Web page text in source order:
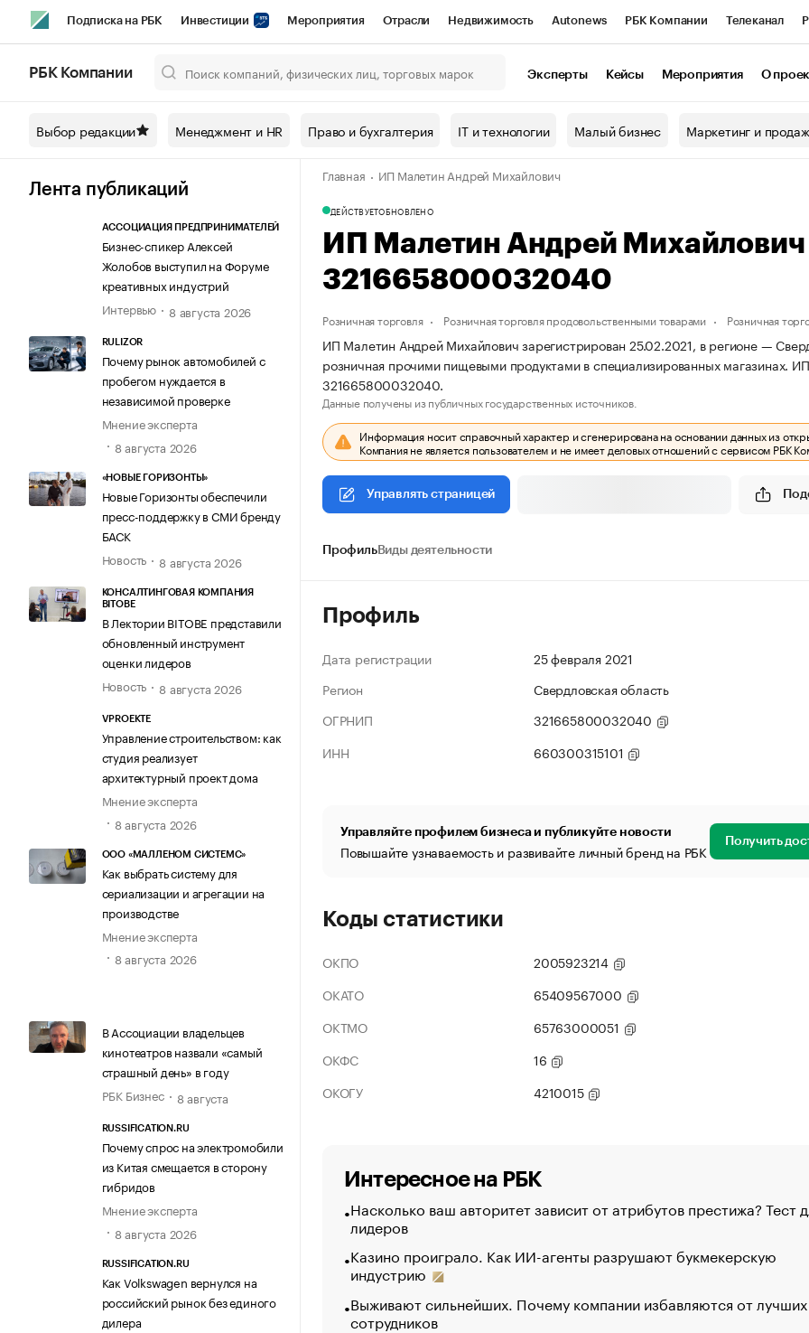
Подписка на РБК Инвестиции Мероприятия Отрасли Недвижимость Autonews РБК Компании Телеканал
Спецпроекты СПб Конференции СПб Спецпроекты Проверка контрагентов
Технологии и медиа Рынок наличной валюты
РБК Компании Эксперты Кейсы Мероприятия О
Выбор редакции Менеджмент и HR Право и бухгалтерия IT и технологии Малый бизнес Маркетинг и
Лента публикаций
АССОЦИАЦИЯ ПРЕДПРИНИМАТЕЛЕЙ
Бизнес-спикер Алексей
Жолобов выступил на Форуме
креативных индустрий
Интервью
8 августа 2026
RULIZOR
Почему рынок автомобилей с
пробегом нуждается в
независимой проверке
Мнение эксперта
8 августа 2026
«НОВЫЕ ГОРИЗОНТЫ»
Новые Горизонты обеспечили
пресс-поддержку в СМИ бренду
БАСК
Новость
8 августа 2026
КОНСАЛТИНГОВАЯ КОМПАНИЯ
BITOBE
В Лектории BITOBE представили
обновленный инструмент
оценки лидеров
Новость
8 августа 2026
VPROEKTE
Управление строительством: как
студия реализует
архитектурный проект дома
Мнение эксперта
8 августа 2026
ООО «МАЛЛЕНОМ СИСТЕМС»
Как выбрать систему для
сериализации и агрегации на
производстве
Мнение эксперта
8 августа 2026
В Ассоциации владельцев
кинотеатров назвали «самый
страшный день» в году
РБК Бизнес
8 августа
RUSSIFICATION.RU
Почему спрос на электромобили
из Китая смещается в сторону
гибридов
Мнение эксперта
8 августа 2026
RUSSIFICATION.RU
Как Volkswagen вернулся на
российский рынок без единого
дилера
Главная ИП Малетин Андрей Михайлович
ДЕЙСТВУЕТОБНОВЛЕНО
ИП Малетин Андрей
321665800032040
Розничная торговля Розничная торговля продовольственными товарами Розничная
ИП Малетин Андрей Михайлович зарегистрирован 25.02.2021, в регионе —
розничная прочими пищевыми продуктами в специализированных
321665800032040.
Данные получены из публичных государственных источников.
Информация носит справочный характер и сгенерирована на основании данных из
Компания не является пользователем и не имеет деловых отношений с сервисом РБК
Управлять страницей
ПрофильВиды деятельности
Профиль
Дата регистрации
25 февраля 2021
Регион
Свердловская область
ОГРНИП
321665800032040
ИНН
660300315101
Управляйте профилем бизнеса и публикуйте новости
Повышайте узнаваемость и развивайте личный бренд на РБК Получить
Коды статистики
ОКПО
2005923214
ОКАТО
65409567000
ОКТМО
65763000051
ОКФС
16
ОКОГУ
4210015
Интересное на РБК
Насколько ваш авторитет зависит от атрибутов престижа? Тест
лидеров
Казино проиграло. Как ИИ-агенты разрушают букмекерскую
индустрию
Выживают сильнейших. Почему компании избавляются от лучших
сотрудников